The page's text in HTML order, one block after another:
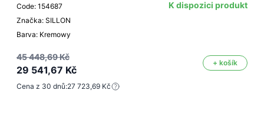
Code: 154687
Značka: SILLON
Barva: Kremowy
K dispozici produkt
45 448,69 Kč
29 541,67 Kč
+ košík
Cena z 30 dnů:27 723,69 Kč